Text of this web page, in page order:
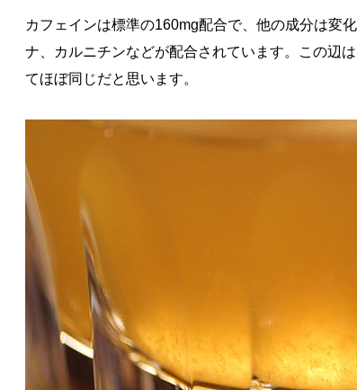
カフェインは標準の160mg配合で、他の成分は変
ナ、カルニチンなどが配合されています。この辺
てほぼ同じだと思います。